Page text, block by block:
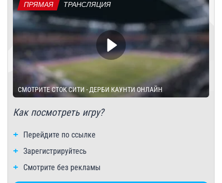
ПРЯМАЯ ТРАНСЛЯЦИЯ
СМОТРИТЕ СТОК СИТИ - ДЕРБИ КАУНТИ ОНЛАЙН
Как посмотреть игру?
Перейдите по ссылке
Зарегистрируйтесь
Смотрите без рекламы